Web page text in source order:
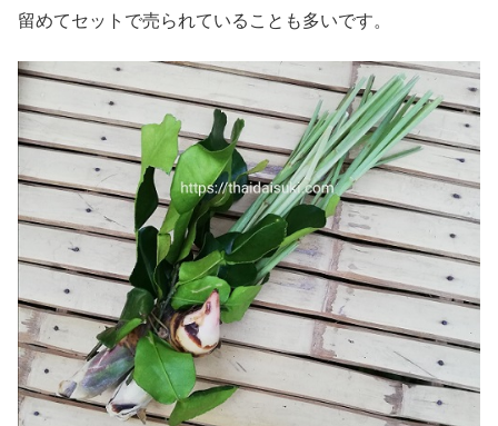
留めてセットで売られていることも多いです。